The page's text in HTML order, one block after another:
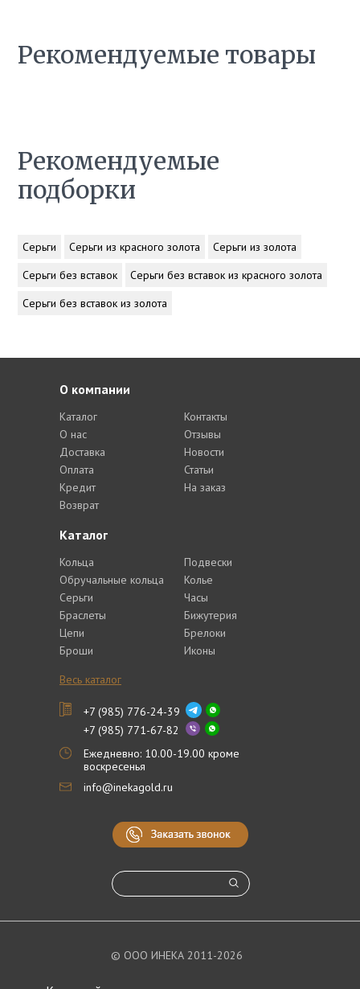
Рекомендуемые товары
Рекомендуемые
подборки
Серьги Серьги из красного золота
Серьги из золота
Серьги без вставок
Серьги без вставок из красного золота
Серьги без вставок из золота
Каталог
Кольца
Обручальные кольца
Серьги
Браслеты
Цепи
Броши
Подвески
Колье
Часы
Бижутерия
Брелоки
Иконы
Весь каталог
О компании
Каталог
О нас
Доставка
Оплата
Кредит
Возврат
Контакты
Отзывы
Новости
Статьи
На заказ
+7 (985) 776-24-39
+7 (985) 771-67-82
Ежедневно: 10.00-19.00 кроме
воскресенья
info@inekagold.ru
© ООО ИНЕКА 2011-2026